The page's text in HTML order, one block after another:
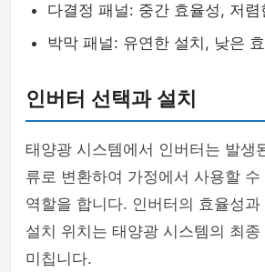
다결정 패널: 중간 효율성, 저렴
박막 패널: 유연한 설치, 낮은
인버터 선택과 설치
태양광 시스템에서 인버터는 발생
류로 변환하여 가정에서 사용할
역할을 합니다. 인버터의 효율성
설치 위치는 태양광 시스템의 최
미칩니다.